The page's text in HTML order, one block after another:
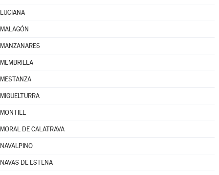
LUCIANA
MALAGÓN
MANZANARES
MEMBRILLA
MESTANZA
MIGUELTURRA
MONTIEL
MORAL DE CALATRAVA
NAVALPINO
NAVAS DE ESTENA